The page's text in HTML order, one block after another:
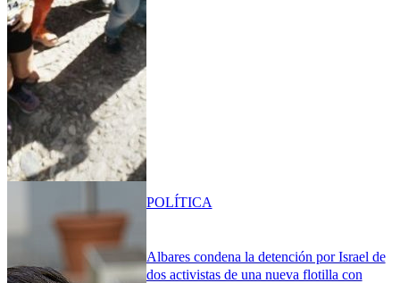
Albares condena la detención por Israel de
dos activistas de una nueva flotilla con
POLÍTICA